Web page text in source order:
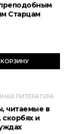
Старцам
ЛИТЕРАТУРА
читаемые в
скорбях и